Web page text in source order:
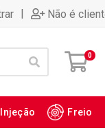
| Não é
0
Injeção Freio